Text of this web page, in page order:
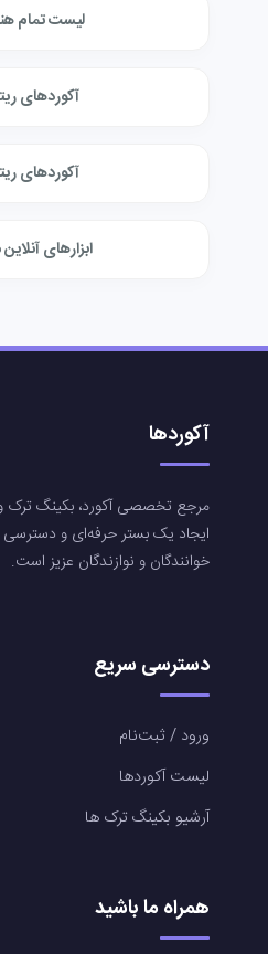
لیست تمام
آکوردهای ریتم
آکوردهای ریتم
ابزارهای
آکوردها
مرجع تخصصی آکورد، بکینگ
ایجاد یک بستر حرفه‌ای و دسترسی
خوانندگان و نوازندگان عزیز است.
دسترسی سریع
ورود / ثبت‌نام
لیست آکوردها
آرشیو بکینگ ترک ها
همراه ما باشید